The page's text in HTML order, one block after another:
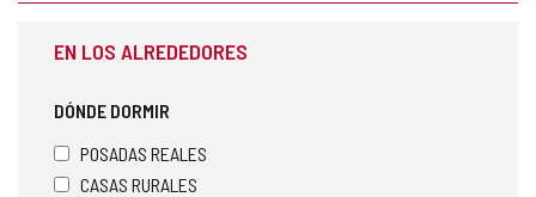
EN LOS ALREDEDORES
DÓNDE DORMIR
POSADAS REALES
CASAS RURALES